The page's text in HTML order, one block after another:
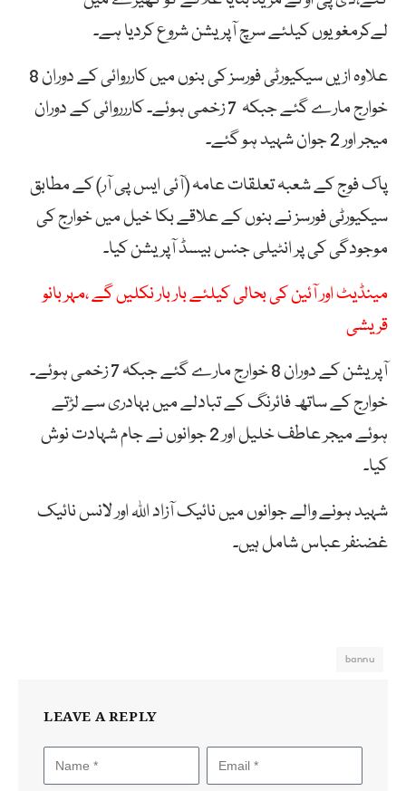
لےکرمغویوں کیلئے سرچ آپریشن شروع کردیا ہے۔
علاوہ ازیں سیکیورٹی فورسز کی بنوں میں کارروائی کے دوران 8
خوارج مارے گئے جبکہ 7 زخمی ہوئے۔ کاررروائی کے دوران
میجر اور 2 جوان شہید ہو گئے۔
پاک فوج کے شعبہ تعلقات عامہ (آئی ایس پی آر) کے مطابق
سیکیورٹی فورسز نے بنوں کے علاقے بکا خیل میں خوارج کی
موجودگی کی پر انٹیلی جنس بیسڈ آپریشن کیا۔
مینڈیٹ اور آئین کی بحالی کیلئے بار بار نکلیں گے ،مہر بانو
قریشی
آپریشن کے دوران 8 خوارج مارے گئے جبکہ 7 زخمی ہوئے۔
خوارج کے ساتھ فائرنگ کے تبادلے میں بہادری سے لڑتے
ہوئے میجر عاطف خلیل اور 2 جوانوں نے جام شہادت نوش
کیا۔
شہید ہونے والے جوانوں میں نائیک آزاد اللہ اور لانس نائیک
غضنفر عباس شامل ہیں۔
bannu
LEAVE A REPLY